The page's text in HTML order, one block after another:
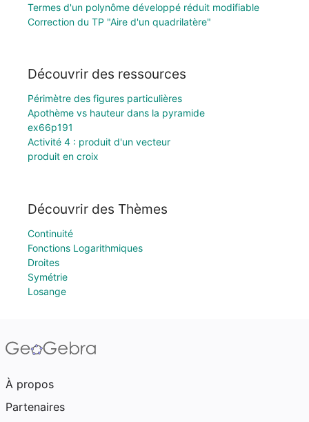
Termes d'un polynôme développé réduit modifiable
Correction du TP "Aire d'un quadrilatère"
Découvrir des ressources
Périmètre des figures particulières
Apothème vs hauteur dans la pyramide
ex66p191
Activité 4 : produit d'un vecteur
produit en croix
Découvrir des Thèmes
Continuité
Fonctions Logarithmiques
Droites
Symétrie
Losange
À propos
Partenaires